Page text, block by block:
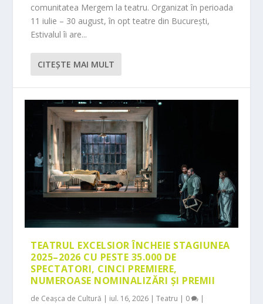
comunitatea Mergem la teatru. Organizat în perioada
11 iulie – 30 august, în opt teatre din București,
Estivalul îi are...
CITEŞTE MAI MULT
TEATRUL EXCELSIOR ÎNCHEIE STAGIUNEA
2025–2026 CU PESTE 35.000 DE
SPECTATORI, CINCI PREMIERE,
NUMEROASE NOMINALIZĂRI ȘI PREMII
de Ceașca de Cultură | iul. 16, 2026 |Teatru | 0 |